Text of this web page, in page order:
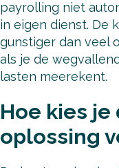
payrolling niet
in eigen dienst. De
gunstiger dan veel
als je de
lasten meerekent.
Hoe kies je
oplossing